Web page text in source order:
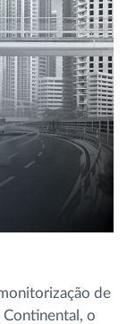
de
Continental, o